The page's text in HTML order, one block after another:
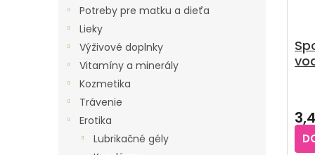
Potreby pre matku a dieťa
Lieky
Výživové doplnky
Vitamíny a minerály
Kozmetika
Trávenie
Erotika
Lubrikačné gély